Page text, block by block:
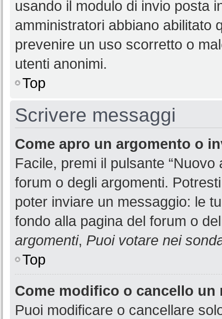
usando il modulo di invio posta
amministratori abbiano abilitato
prevenire un uso scorretto o
utenti anonimi.
Top
Scrivere messaggi
Come apro un argomento o
Facile, premi il pulsante
forum o degli argomenti.
poter inviare un messaggio: le
fondo alla pagina del forum o
argomenti, Puoi votare nei
Top
Come modifico o cancello un
Puoi modificare o cancellare